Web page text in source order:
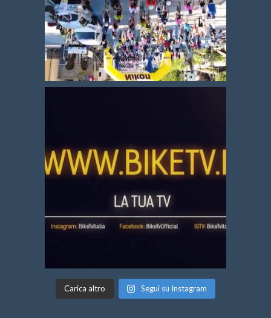
Carica altro Segui su Instagram